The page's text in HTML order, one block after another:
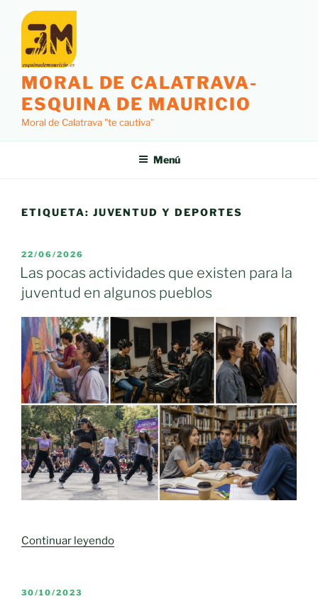
contenido
MORAL DE CALATRAVA-
ESQUINA DE MAURICIO
Moral de Calatrava "te cautiva"
Menú
ETIQUETA: JUVENTUD Y DEPORTES
PUBLICADO
EL
22/06/2026
Las pocas actividades que existen para la
juventud en algunos pueblos
Continuar leyendo«Las
PUBLICADO
30/10/2023